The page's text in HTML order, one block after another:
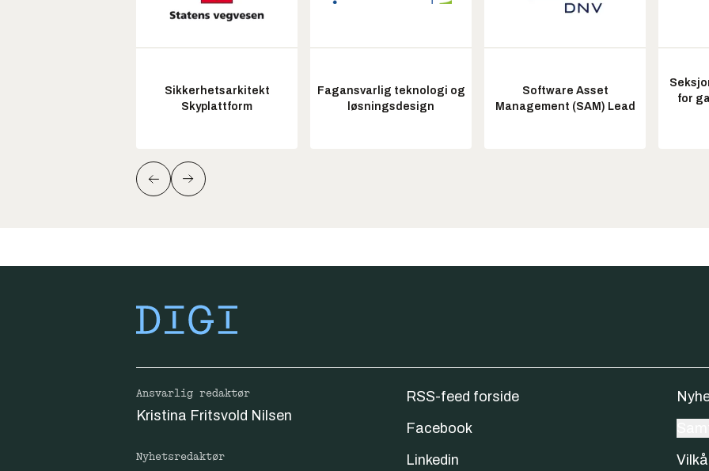
Sikkerhetsarkitekt
Skyplattform
Fagansvarlig teknologi og
løsningsdesign
Software Asset
Management (SAM) Lead
for
Ansvarlig redaktør
Kristina Fritsvold Nilsen
Nyhetsredaktør
RSS-feed forside
Facebook
Linkedin